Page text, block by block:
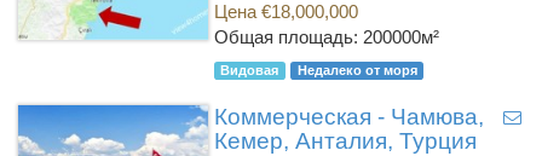
Цена €18,000,000
Общая площадь: 200000м²
Видовая Недалеко от моря
Коммерческая - Чамюва,
Кемер, Анталия, Турция